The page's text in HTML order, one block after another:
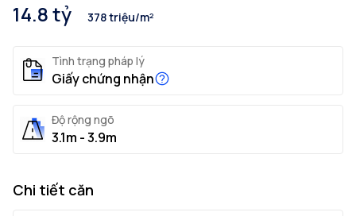
14.8 tỷ 378 triệu/m²
Tình trạng pháp lý
Giấy chứng nhận
Độ rộng ngõ
3.1m - 3.9m
Chi tiết căn